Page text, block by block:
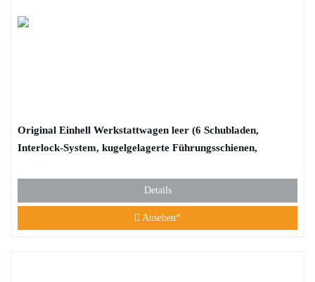
Original Einhell Werkstattwagen leer (6 Schubladen,
Interlock-System, kugelgelagerte Führungsschienen,
Details
Ansehen*